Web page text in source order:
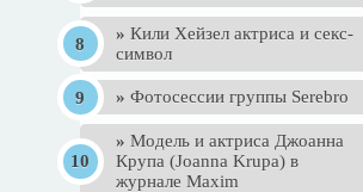
» Кили Хейзел актриса и секс-
символ
» Фотосессии группы Serebro
» Mодель и актриса Джоанна
Крупа (Joanna Krupa) в
журнале Maxim